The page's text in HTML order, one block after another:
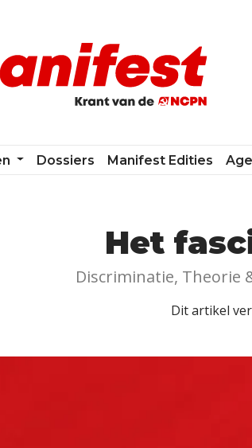
Dossiers Manifest Edities
Het
Discriminatie, Theorie
Dit artikel